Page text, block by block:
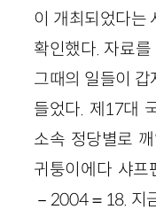
이 개최되었다는
확인했다. 자료
그때의 일들이
들었다. 제17대
소속 정당별로
귀퉁이에다 샤
－2004＝18. 지